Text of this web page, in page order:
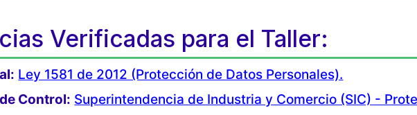
Verificadas para el Taller:
Ley 1581 de 2012 (Protección de Datos Personales).
Control: Superintendencia de Industria y Comercio (SIC) -